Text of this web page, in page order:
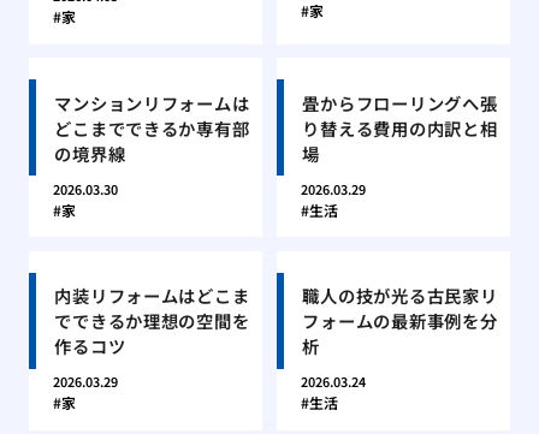
家 家
マンションリフォームは
どこまでできるか専有部
の境界線
2026.03.30
家
畳からフローリングへ張
り替える費用の内訳と相
場
2026.03.29
生活
内装リフォームはどこま
でできるか理想の空間を
作るコツ
2026.03.29
家
職人の技が光る古民家リ
フォームの最新事例を分
析
2026.03.24
生活